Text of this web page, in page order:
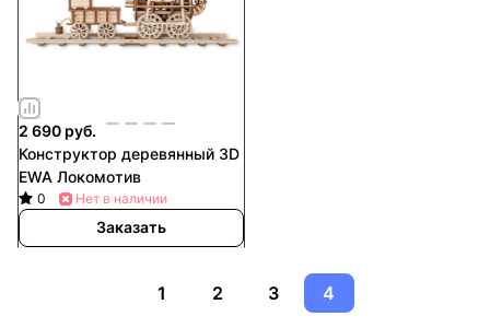
2 690 руб.
Конструктор деревянный 3D
EWA Локомотив
0 Нет в наличии
Заказать
1 2 3 4